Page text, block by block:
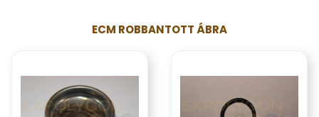
ECM ROBBANTOTT ÁBRA